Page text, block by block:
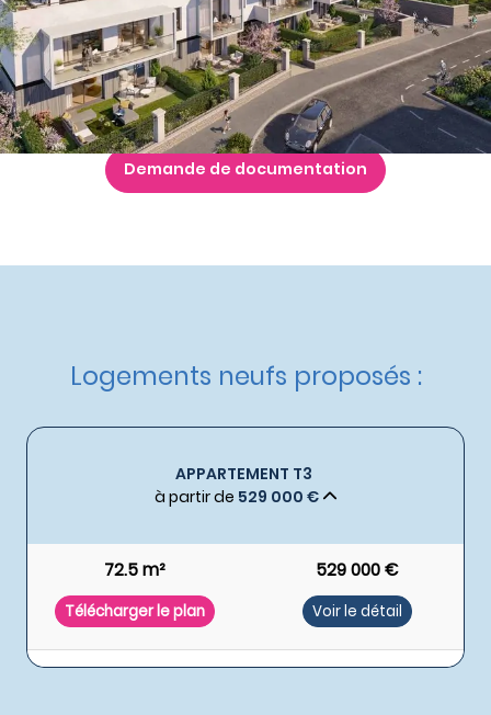
Livraison :2ème trimestre 2027
Etat d'avancement :Travaux en cours
Éligible :Réglementation Environnementale 2020,
Dispositif Jeanbrun
Demande de documentation
Logements neufs proposés :
APPARTEMENT T3
à partir de 529 000 €
72.5 m² 529 000 €
Télécharger le plan Voir le détail